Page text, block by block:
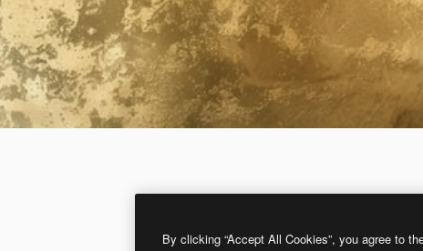
By clicking “Accept All Cookies”, you agree to